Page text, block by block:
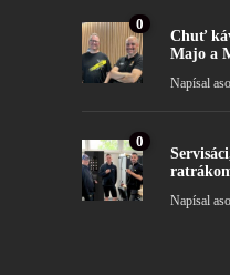
0
Chuť
Majo a
Napísal
0
Napísal